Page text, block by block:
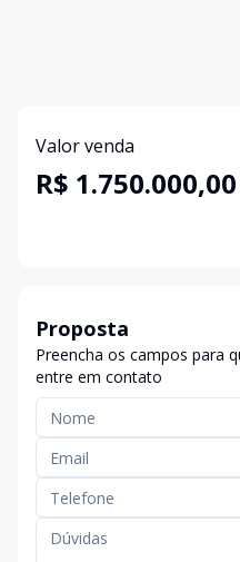
Valor venda
R$ 1.750.000,00
Proposta
Preencha os campos para
entre em contato